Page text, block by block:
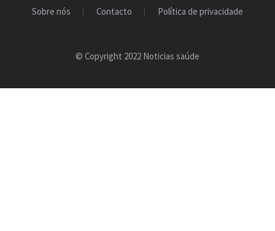
Sobre nós Contacto Política de privacidade
© Copyright 2022 Noticias saúde